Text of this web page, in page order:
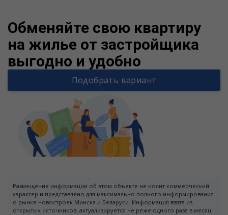
Обменяйте свою квартиру
на жилье от застройщика
выгодно и удобно
Подобрать вариант
Размещение информации об этом объекте не носит коммерческий
характер и представлено для максимально полного информирования
о рынке новостроек Минска и Беларуси. Информация взята из
открытых источников, актуализируется не реже одного раза в месяц.